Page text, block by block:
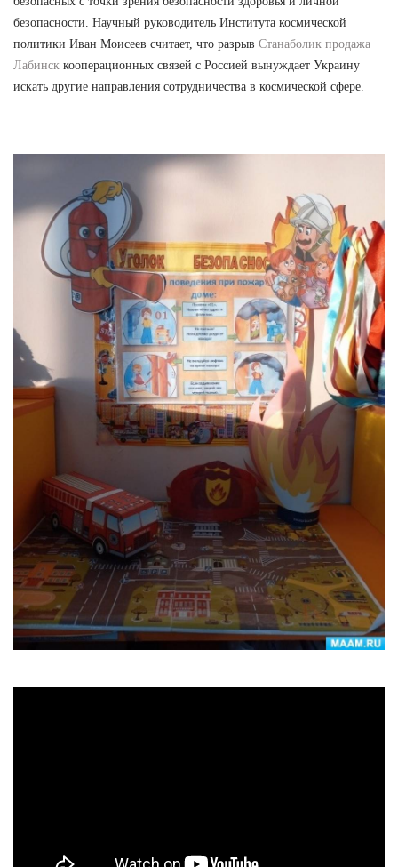
безопасности. Научный руководитель Института космической
политики Иван Моисеев считает, что разрыв Станаболик продажа
Лабинск кооперационных связей с Россией вынуждает Украину
искать другие направления сотрудничества в космической сфере.